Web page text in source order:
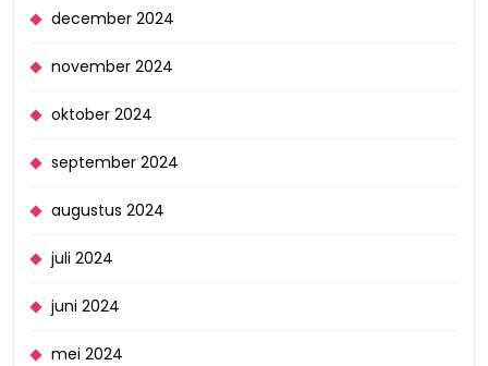
december 2024
november 2024
oktober 2024
september 2024
augustus 2024
juli 2024
juni 2024
mei 2024